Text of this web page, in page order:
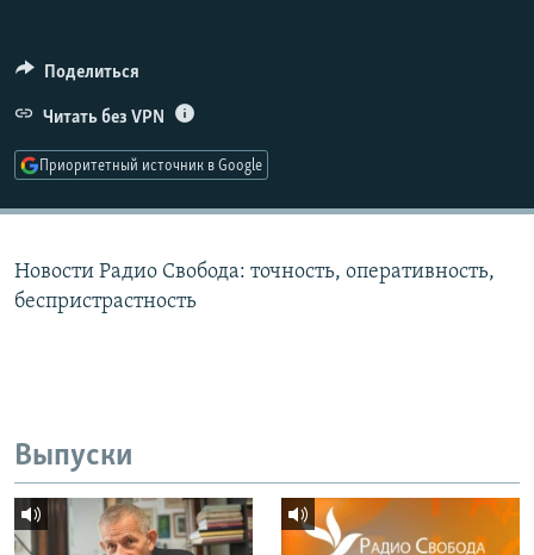
ПОДПИШИТЕСЬ НА РАССЫЛКУ
СОЦИАЛЬНЫЕ СЕТИ
Поделиться
Читать без VPN
Приоритетный источник в Google
Новости Радио Свобода: точность, оперативность,
беспристрастность
Выпуски